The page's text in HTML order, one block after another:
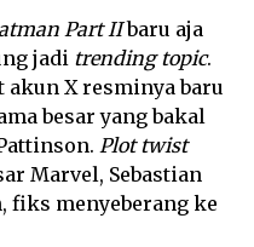
Part IIbaru aja
jadi trending topic.
akun X resminya baru
besar yang bakal
Plot twist
Marvel, Sebastian
fiks menyeberang ke